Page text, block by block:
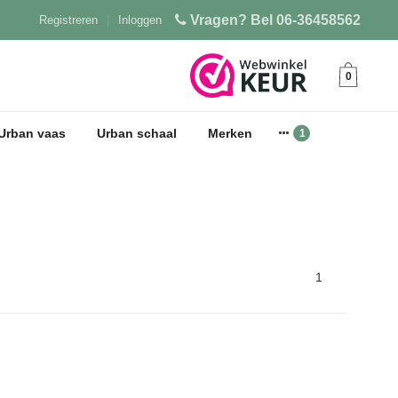
Vragen? Bel 06-36458562
Inloggen
Registreren
0
vaas Urban schaal Merken
1